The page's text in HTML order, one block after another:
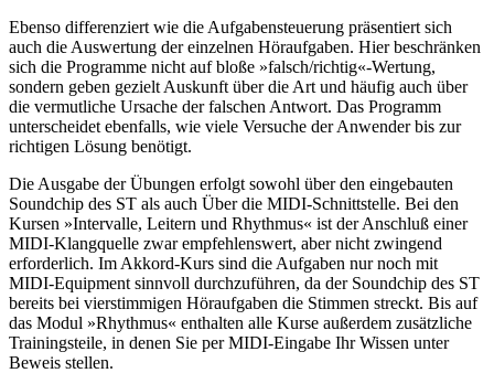
Ebenso differenziert wie die Aufgabensteuerung präsentiert sich
auch die Auswertung der einzelnen Höraufgaben. Hier beschränken
sich die Programme nicht auf bloße »falsch/richtig«-Wertung,
sondern geben gezielt Auskunft über die Art und häufig auch über
die vermutliche Ursache der falschen Antwort. Das Programm
unterscheidet ebenfalls, wie viele Versuche der Anwender bis zur
richtigen Lösung benötigt.
Die Ausgabe der Übungen erfolgt sowohl über den eingebauten
Soundchip des ST als auch Über die MIDI-Schnittstelle. Bei den
Kursen »Intervalle, Leitern und Rhythmus« ist der Anschluß einer
MIDI-Klangquelle zwar empfehlenswert, aber nicht zwingend
erforderlich. Im Akkord-Kurs sind die Aufgaben nur noch mit
MIDI-Equipment sinnvoll durchzuführen, da der Soundchip des ST
bereits bei vierstimmigen Höraufgaben die Stimmen streckt. Bis auf
das Modul »Rhythmus« enthalten alle Kurse außerdem zusätzliche
Trainingsteile, in denen Sie per MIDI-Eingabe Ihr Wissen unter
Beweis stellen.